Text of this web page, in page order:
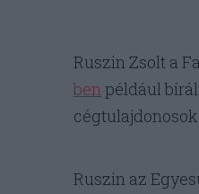
Ruszin Zsolt a
ben például
Ruszin az